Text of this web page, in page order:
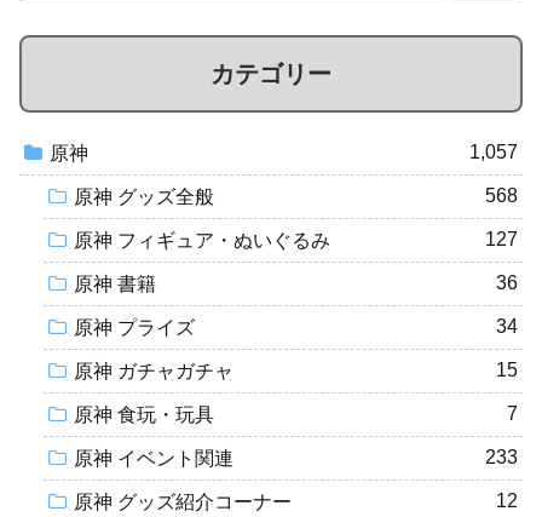
カテゴリー
原神 1,057
原神 グッズ全般 568
原神 フィギュア・ぬいぐるみ 127
原神 書籍 36
原神 プライズ 34
原神 ガチャガチャ 15
原神 食玩・玩具 7
原神 イベント関連 233
原神 グッズ紹介コーナー 12